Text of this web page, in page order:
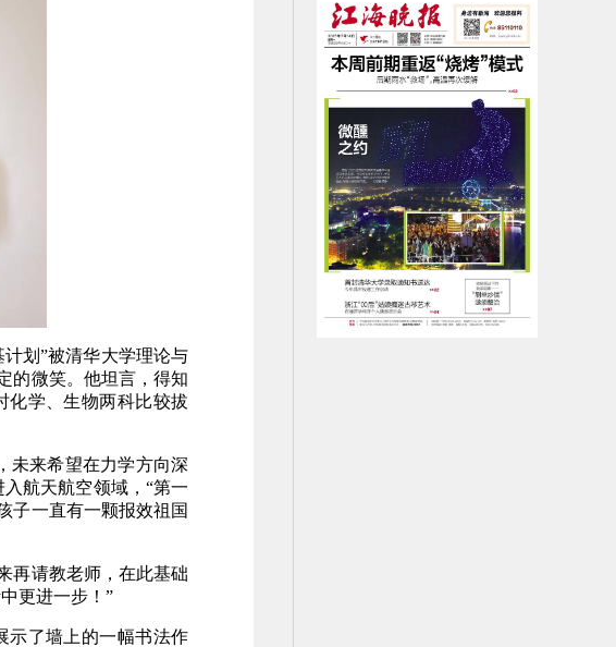
划”被清华大学理论与
的微笑。他坦言，得知
化学、生物两科比较拔
未来希望在力学方向深
航天航空领域，“第一
子一直有一颗报效祖国
再请教老师，在此基础
更进一步！”
示了墙上的一幅书法作